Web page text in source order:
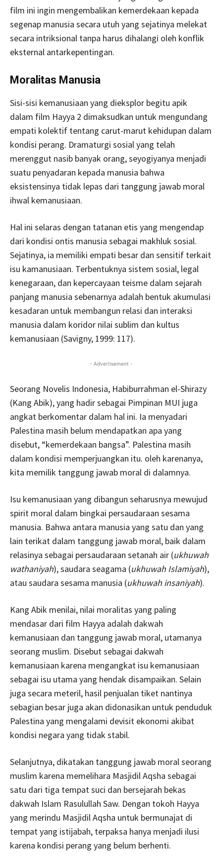
film ini ingin mengembalikan kemerdekaan kepada
segenap manusia secara utuh yang sejatinya melekat
secara intriksional tanpa harus dihalangi oleh konflik
eksternal antarkepentingan.
Moralitas Manusia
Sisi-sisi kemanusiaan yang dieksplor begitu apik
dalam film Hayya 2 dimaksudkan untuk mengundang
empati kolektif tentang carut-marut kehidupan dalam
kondisi perang. Dramaturgi sosial yang telah
merenggut nasib banyak orang, seyogiyanya menjadi
suatu penyadaran kepada manusia bahwa
eksistensinya tidak lepas dari tanggung jawab moral
ihwal kemanusiaan.
Hal ini selaras dengan tatanan etis yang mengendap
dari kondisi ontis manusia sebagai makhluk sosial.
Sejatinya, ia memiliki empati besar dan sensitif terkait
isu kamanusiaan. Terbentuknya sistem sosial, legal
kenegaraan, dan kepercayaan teisme dalam sejarah
panjang manusia sebenarnya adalah bentuk akumulasi
kesadaran untuk membangun relasi dan interaksi
manusia dalam koridor nilai sublim dan kultus
kemanusiaan (Savigny, 1999: 117).
- Advertisement -
Seorang Novelis Indonesia, Habiburrahman el-Shirazy
(Kang Abik), yang hadir sebagai Pimpinan MUI juga
angkat berkomentar dalam hal ini. Ia menyadari
Palestina masih belum mendapatkan apa yang
disebut, “kemerdekaan bangsa”. Palestina masih
dalam kondisi memperjuangkan itu. oleh karenanya,
kita memilik tanggung jawab moral di dalamnya.
Isu kemanusiaan yang dibangun seharusnya mewujud
spirit moral dalam bingkai persaudaraan sesama
manusia. Bahwa antara manusia yang satu dan yang
lain terikat dalam tanggung jawab moral, baik dalam
relasinya sebagai persaudaraan setanah air (ukhuwah
wathaniyah), saudara seagama (ukhuwah Islamiyah),
atau saudara sesama manusia (ukhuwah insaniyah).
Kang Abik menilai, nilai moralitas yang paling
mendasar dari film Hayya adalah dakwah
kemanusiaan dan tanggung jawab moral, utamanya
seorang muslim. Disebut sebagai dakwah
kemanusiaan karena mengangkat isu kemanusiaan
sebagai isu utama yang hendak disampaikan. Selain
juga secara meteril, hasil penjualan tiket nantinya
sebagian besar juga akan didonasikan untuk penduduk
Palestina yang mengalami devisit ekonomi akibat
kondisi negara yang tidak stabil.
Selanjutnya, dikatakan tanggung jawab moral seorang
muslim karena memelihara Masjidil Aqsha sebagai
satu dari tiga tempat suci dan bersejarah bekas
dakwah Islam Rasulullah Saw. Dengan tokoh Hayya
yang merindu Masjidil Aqsha untuk bermunajat di
tempat yang istijabah, terpaksa hanya menjadi ilusi
karena kondisi perang yang belum berhenti.